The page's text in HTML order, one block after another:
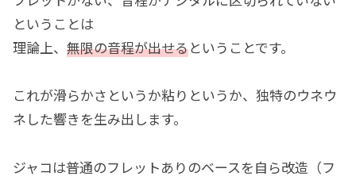
ということは
理論上、 無限の音程が出せるということです。
これが滑らかさというか粘りというか、独特のウネウ
ネした響きを生み出します。
ジャコは普通のフレットありのベースを自ら改造（フ